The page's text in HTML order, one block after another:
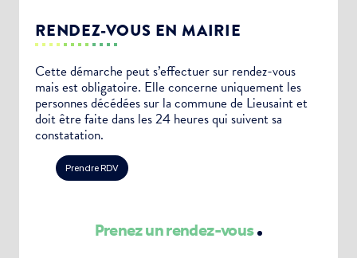
RENDEZ-VOUS EN MAIRIE
Cette démarche peut s’effectuer sur rendez-vous
mais est obligatoire. Elle concerne uniquement les
personnes décédées sur la commune de Lieusaint et
doit être faite dans les 24 heures qui suivent sa
constatation.